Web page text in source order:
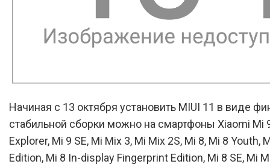
Начиная с 13 октября установить MIUI 11 в виде
стабильной сборки можно на смартфоны Xiaomi Mi
Explorer, Mi 9 SE, Mi Mix 3, Mi Mix 2S, Mi 8, Mi 8 Youth,
Edition, Mi 8 In-display Fingerprint Edition, Mi 8 SE, Mi